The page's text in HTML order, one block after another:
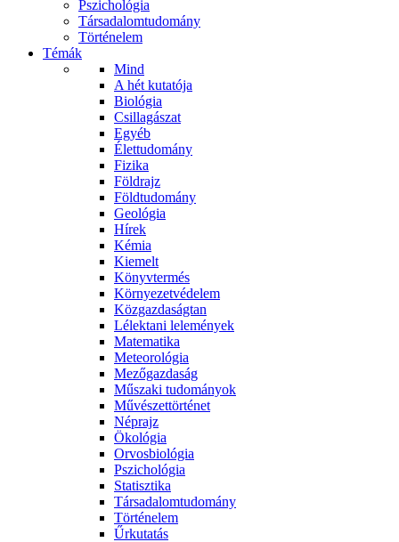
Pszichológia
Társadalomtudomány
Történelem
Témák
Mind
A hét kutatója
Biológia
Csillagászat
Egyéb
Élettudomány
Fizika
Földrajz
Földtudomány
Geológia
Hírek
Kémia
Kiemelt
Könyvtermés
Környezetvédelem
Közgazdaságtan
Lélektani lelemények
Matematika
Meteorológia
Mezőgazdaság
Műszaki tudományok
Művészettörténet
Néprajz
Ökológia
Orvosbiológia
Pszichológia
Statisztika
Társadalomtudomány
Történelem
Űrkutatás